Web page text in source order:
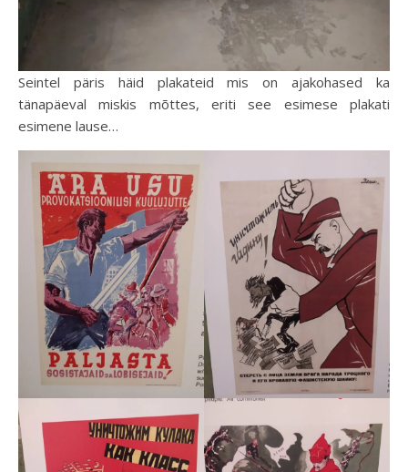
Seintel päris häid plakateid mis on ajakohased ka
tänapäeval miskis mõttes, eriti see esimese plakati
esimene lause…